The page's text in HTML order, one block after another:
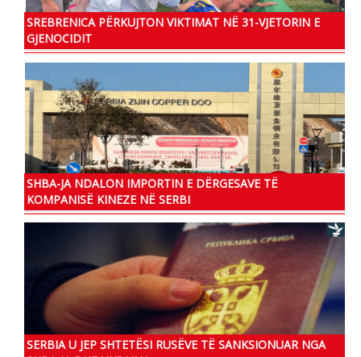
SREBRENICA PËRKUJTON VIKTIMAT NË 31-VJETORIN E
GJENOCIDIT
SHBA-JA NDALON IMPORTIN E DËRGESAVE TË
KOMPANISË KINEZE NË SERBI
SERBIA U JEP SHTETËSI RUSËVE TË SANKSIONUAR NGA